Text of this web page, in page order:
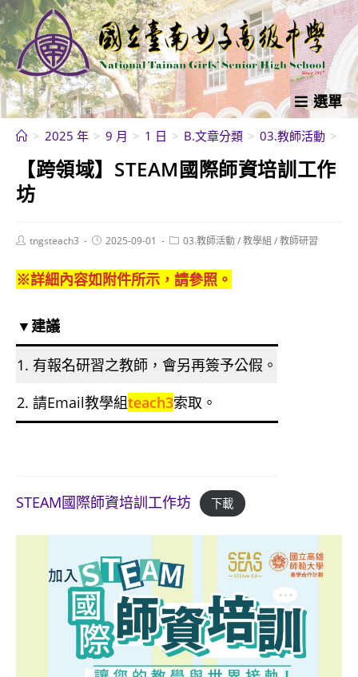
跳
轉
至
主
要
內
選單
> 2025 年 > 9 月 > 1 日 > B.文章分類 > 03.教師活動 >
【跨領域】STEAM國際師資培訓工作
坊
Posttngsteach3
Post2025-09-01
Post03.教師活動/教學組 /教師研習
※詳細內容如附件所示，請參照。
▼建議
1. 有報名研習之教師，會另再簽予公假。
2. 請Email教學組teach3索取。
STEAM國際師資培訓工作坊 下載